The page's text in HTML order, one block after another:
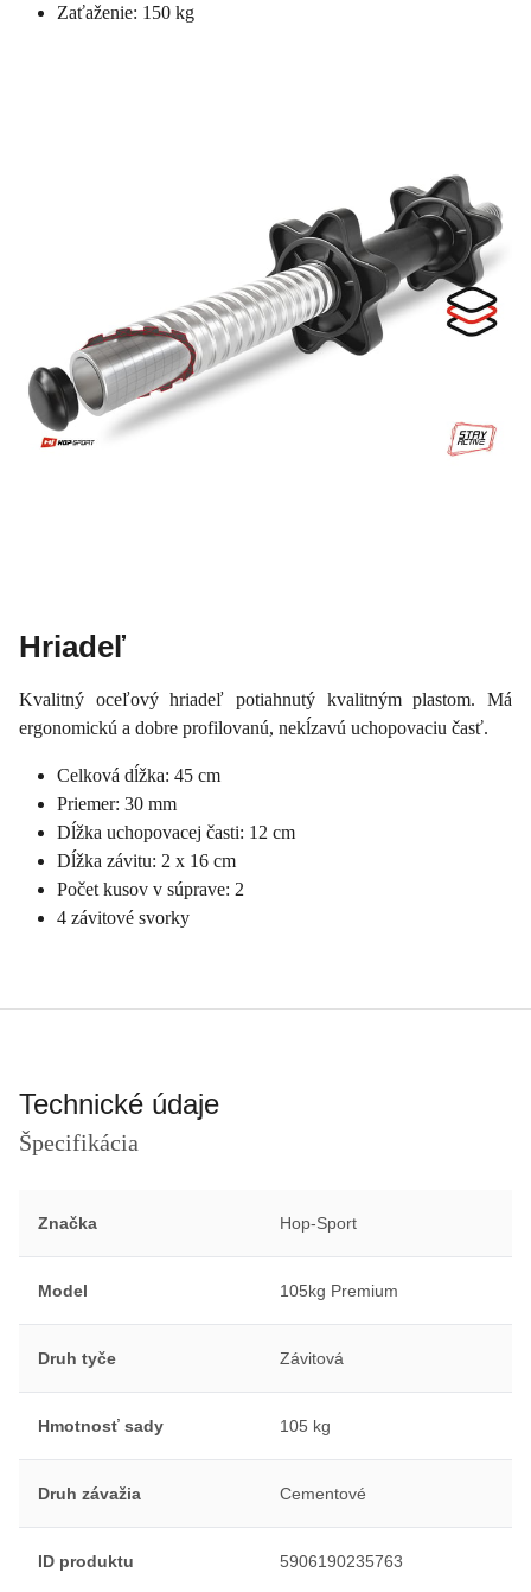
Zaťaženie: 150 kg
Hriadeľ
Kvalitný oceľový hriadeľ potiahnutý kvalitným plastom. Má
ergonomickú a dobre profilovanú, nekĺzavú uchopovaciu časť.
Celková dĺžka: 45 cm
Priemer: 30 mm
Dĺžka uchopovacej časti: 12 cm
Dĺžka závitu: 2 x 16 cm
Počet kusov v súprave: 2
4 závitové svorky
Technické údaje
Špecifikácia
Značka Hop-Sport
Model 105kg Premium
Druh tyče Závitová
Hmotnosť sady 105 kg
Druh závažia Cementové
ID produktu 5906190235763